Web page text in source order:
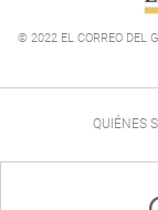
© 2022 EL CORREO DEL
QUIÉNES